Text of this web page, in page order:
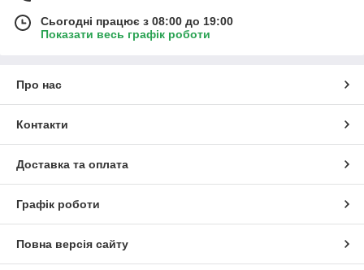
Сьогодні працює з 08:00 до 19:00
Показати весь графік роботи
Про нас
Контакти
Доставка та оплата
Графік роботи
Повна версія сайту